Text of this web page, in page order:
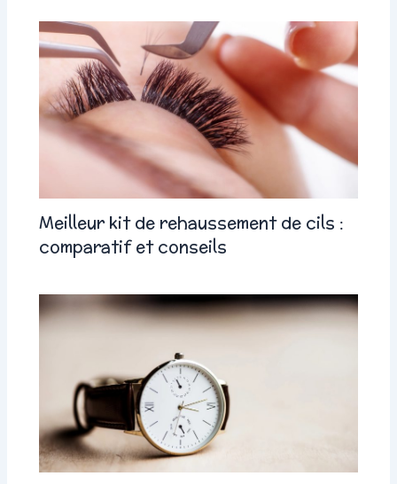
Meilleur kit de rehaussement de cils :
comparatif et conseils